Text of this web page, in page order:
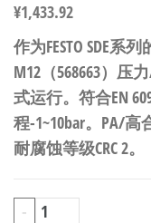
¥1,433.92
作为FESTO SDE系
M12（568663）压
式运行。符合EN
程-1~10bar。PA/高
耐腐蚀等级CRC 2。
-
FESTO